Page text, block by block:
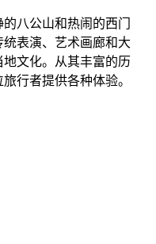
八公山和热闹的西门
表演、艺术画廊和大
文化。从其丰富的历
行者提供各种体验。